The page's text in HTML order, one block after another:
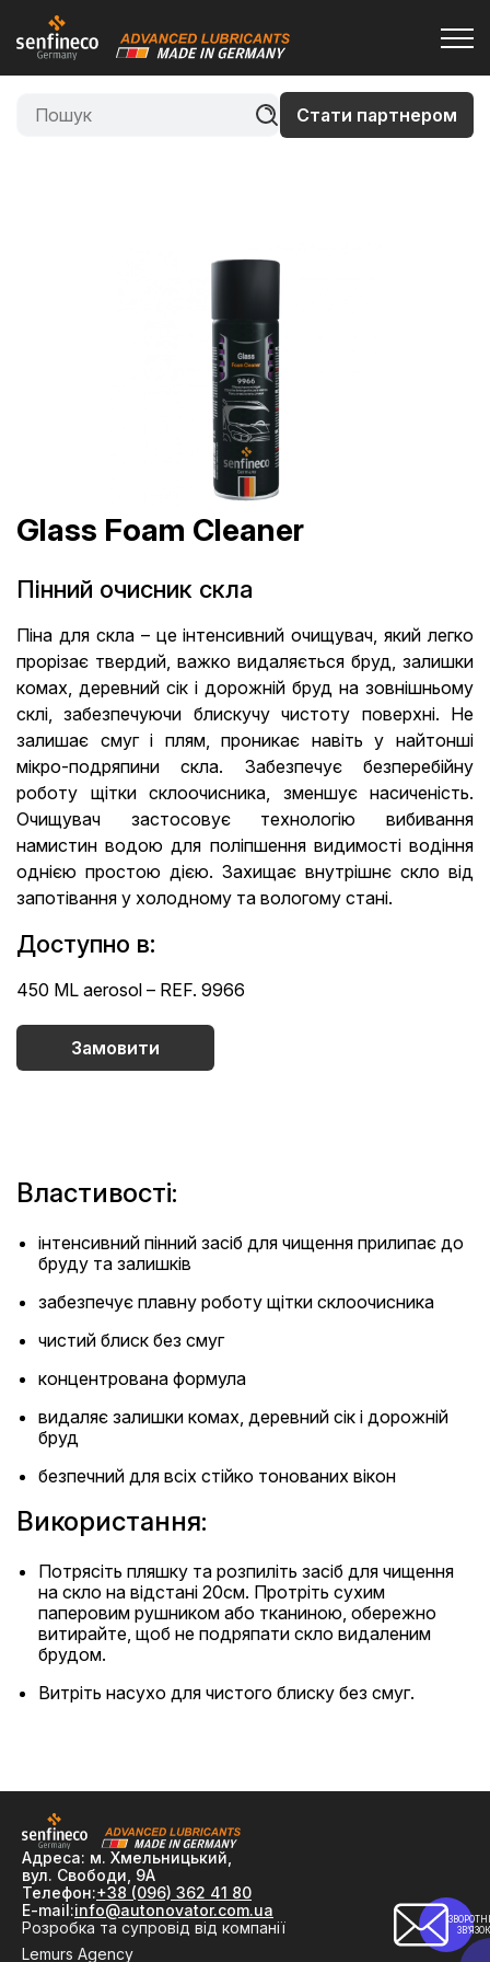
Стати партнером
Glass Foam Cleaner
Пінний очисник скла
Піна для скла – це інтенсивний очищувач, який легко
прорізає твердий, важко видаляється бруд, залишки
комах, деревний сік і дорожній бруд на зовнішньому
склі, забезпечуючи блискучу чистоту поверхні. Не
залишає смуг і плям, проникає навіть у найтонші
мікро-подряпини скла. Забезпечує безперебійну
роботу щітки склоочисника, зменшує насиченість.
Очищувач застосовує технологію вибивання
намистин водою для поліпшення видимості водіння
однією простою дією. Захищає внутрішнє скло від
запотівання у холодному та вологому стані.
Доступно в:
450 ML aerosol – REF. 9966
Замовити
Властивості:
інтенсивний пінний засіб для чищення прилипає до
бруду та залишків
забезпечує плавну роботу щітки склоочисника
чистий блиск без смуг
концентрована формула
видаляє залишки комах, деревний сік і дорожній
бруд
безпечний для всіх стійко тонованих вікон
Використання:
Потрясіть пляшку та розпиліть засіб для чищення
на скло на відстані 20см. Протріть сухим
паперовим рушником або тканиною, обережно
витирайте, щоб не подряпати скло видаленим
брудом.
Витріть насухо для чистого блиску без смуг.
Адреса: м. Хмельницький,
вул. Свободи, 9А
Телефон:+38 (096) 362 41 80
E-mail:info@autonovator.com.ua
Розробка та супровід від компанії
Lemurs Agency
ЗВ’ЯЗОК